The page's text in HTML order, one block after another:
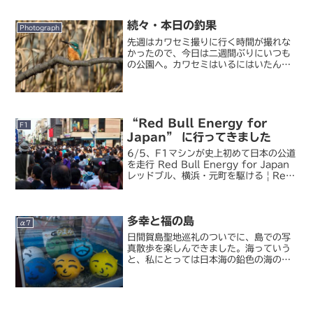
Photograph 続々・本日の釣果
先週はカワセミ撮りに行く時間が撮れな
かったので、今日は二週間ぶりにいつも
の公園へ。カワセミはいるにはいたんで
F1
“Red Bull Energy for
Japan” に行ってきました
6/5、F1マシンが史上初めて日本の公道
を走行 Red Bull Energy for Japan
レッドブル、横浜・元町を駆ける | Red
α7 多幸と福の島
日間賀島聖地巡礼のついでに、島での写
真散歩を楽しんできました。海っていう
と、私にとっては日本海の鉛色の海のイ